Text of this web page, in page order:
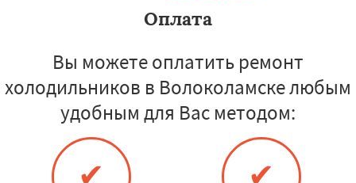
Оплата
Вы можете оплатить ремонт
холодильников в Волоколамске любым
удобным для Вас методом:
✔ ✔